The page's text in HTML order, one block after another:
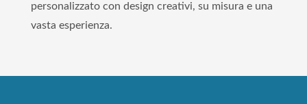
personalizzato con design creativi, su misura e una
vasta esperienza.